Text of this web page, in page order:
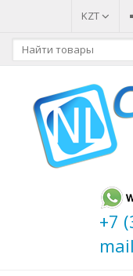
KZT
+7